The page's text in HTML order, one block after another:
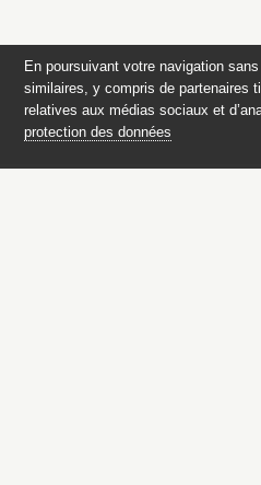
En poursuivant votre navigation
similaires, y compris de partenaires
relatives aux médias sociaux et
protection des données